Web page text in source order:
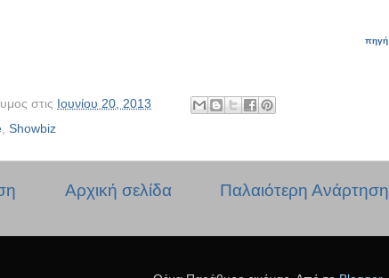
πηγή
στις Ιουνίου 20, 2013
Showbiz
Παλαιότερη Ανάρτηση
Αρχική σελίδα